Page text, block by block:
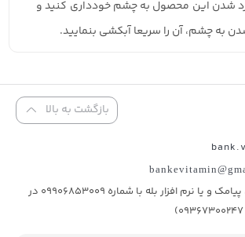
شدن این محصول به چشم خودداری کنید و
به چشم، آن را سریعا آبکشی بنمایید.
بازگشت به بالا
جهت ارتباط مستقیم ، پیامک و یا نرم افزار بله با شماره 09906853009 در